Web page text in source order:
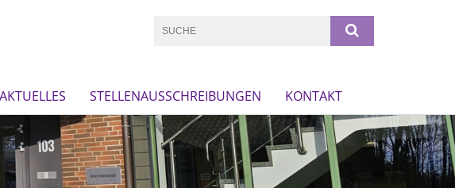
AKTUELLES STELLENAUSSCHREIBUNGEN KONTAKT